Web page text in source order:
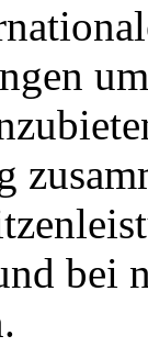
bei